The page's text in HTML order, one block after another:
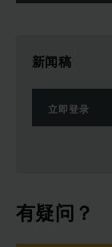
新闻稿
立即登录
有疑问？